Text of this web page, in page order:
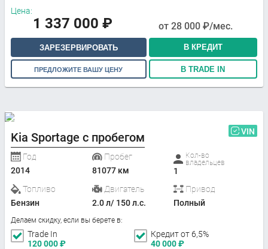
Цена:
1 337 000 ₽ от 28 000 ₽/мес.
ЗАРЕЗЕРВИРОВАТЬ В КРЕДИТ
ПРЕДЛОЖИТЕ ВАШУ ЦЕНУ В TRADE IN
Kia Sportage с пробегом VIN
Год
2014
Пробег
81077 км
Кол-во
владельцев
1
Топливо
Бензин
Двигатель
2.0 л/ 150 л.с.
Привод
Полный
Делаем скидку, если вы берете в:
Trade In
120 000₽
Кредит от 6,5%
40 000₽